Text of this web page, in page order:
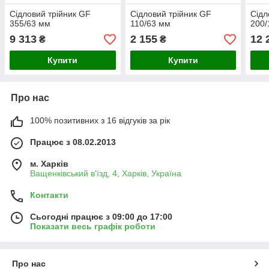
Сідловий трійник GF
355/63 мм
9 313 ₴
Купити
Сідловий трійник GF
110/63 мм
2 155₴
Купити
12
Про нас
100% позитивних з 16 відгуків за рік
Працює з 08.02.2013
м. Харків
Ващенківський в'їзд, 4, Харків, Україна
Контакти
Сьогодні працює з 09:00 до 17:00
Показати весь графік роботи
Про нас